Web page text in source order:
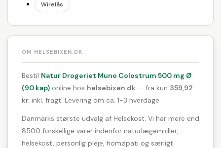
Wirelås
OM HELSEBIXEN.DK
Bestil Natur Drogeriet Muno Colostrum 500 mg Ø
(90 kap) online hos helsebixen.dk — fra kun 359,92
kr. inkl. fragt. Levering om ca. 1-3 hverdage.
Danmarks største udvalg af Helsekost. Vi har mere end
8500 forskellige varer indenfor naturlægemidler,
helsekost, personlig pleje, homøpati og særligt